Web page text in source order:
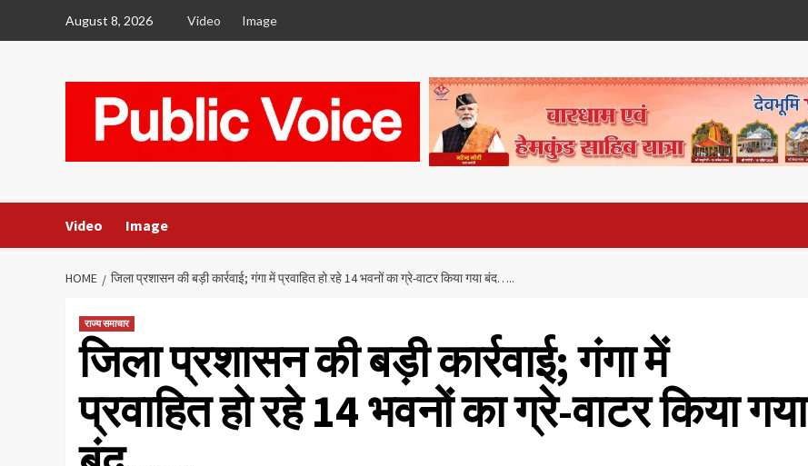
August 8, 2026 Video Image
Video Image
HOME जिला प्रशासन की बड़ी कार्रवाई; गंगा में प्रवाहित हो रहे 14 भवनों का ग्रे-वाटर किया गया बंद…..
राज्य समाचार
जिला प्रशासन की बड़ी कार्रवाई; गंगा में
प्रवाहित हो रहे 14 भवनों का ग्रे-वाटर किया गया